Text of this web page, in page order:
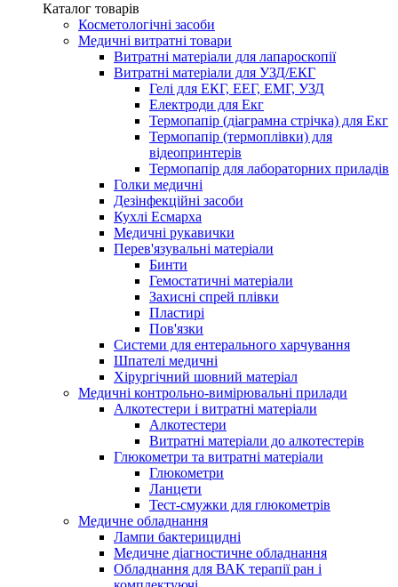
Каталог товарів
Косметологічні засоби
Медичні витратні товари
Витратні матеріали для лапароскопії
Витратні матеріали для УЗД/ЕКГ
Гелі для ЕКГ, ЕЕГ, ЕМГ, УЗД
Електроди для Екг
Термопапір (діаграмна стрічка) для Екг
Термопапір (термоплівки) для
відеопринтерів
Термопапір для лабораторних приладів
Голки медичні
Дезінфекційні засоби
Кухлі Есмарха
Медичні рукавички
Перев'язувальні матеріали
Бинти
Гемостатичні матеріали
Захисні спрей плівки
Пластирі
Пов'язки
Системи для ентерального харчування
Шпателі медичні
Хірургічний шовний матеріал
Медичні контрольно-вимірювальні прилади
Алкотестери і витратні матеріали
Алкотестери
Витратні матеріали до алкотестерів
Глюкометри та витратні матеріали
Глюкометри
Ланцети
Тест-смужки для глюкометрів
Медичне обладнання
Лампи бактерицидні
Медичне діагностичне обладнання
Обладнання для ВАК терапії ран і